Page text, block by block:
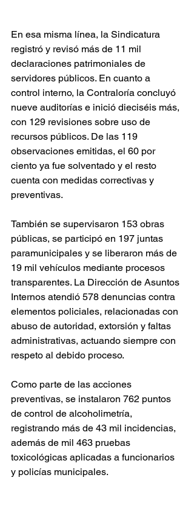
En esa misma línea, la Sindicatura
registró y revisó más de 11 mil
declaraciones patrimoniales de
servidores públicos. En cuanto a
control interno, la Contraloría concluyó
nueve auditorías e inició dieciséis más,
con 129 revisiones sobre uso de
recursos públicos. De las 119
observaciones emitidas, el 60 por
ciento ya fue solventado y el resto
cuenta con medidas correctivas y
preventivas.
También se supervisaron 153 obras
públicas, se participó en 197 juntas
paramunicipales y se liberaron más de
19 mil vehículos mediante procesos
transparentes. La Dirección de Asuntos
Internos atendió 578 denuncias contra
elementos policiales, relacionadas con
abuso de autoridad, extorsión y faltas
administrativas, actuando siempre con
respeto al debido proceso.
Como parte de las acciones
preventivas, se instalaron 762 puntos
de control de alcoholimetría,
registrando más de 43 mil incidencias,
además de mil 463 pruebas
toxicológicas aplicadas a funcionarios
y policías municipales.